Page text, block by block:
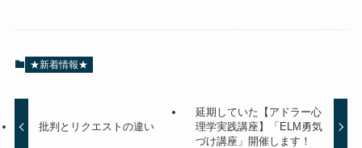
★新着情報★
批判とリクエストの違い
延期していた【アドラー心
理学実践講座】「ELM勇気
づけ講座」開催します！